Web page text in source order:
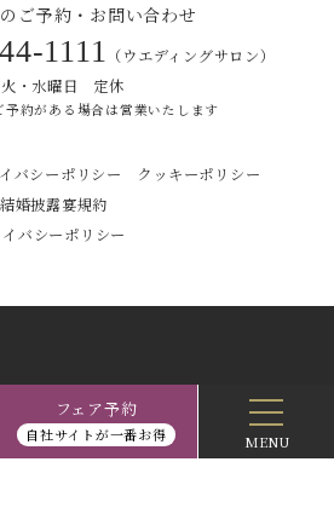
フェア予約
自社サイトが一番お得 MENU
ご予約・お問い合わせ
1111 （ウエディングサロン）
火・水曜日 定休
約がある場合は営業いたします
バシーポリシー
クッキーポリシー
婚披露宴規約
バシーポリシー